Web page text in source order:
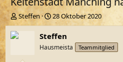
E
r
s
Steffen
E
r
s
e
28 Oktober 2020
Steffen
Hausmeista Teammitglied